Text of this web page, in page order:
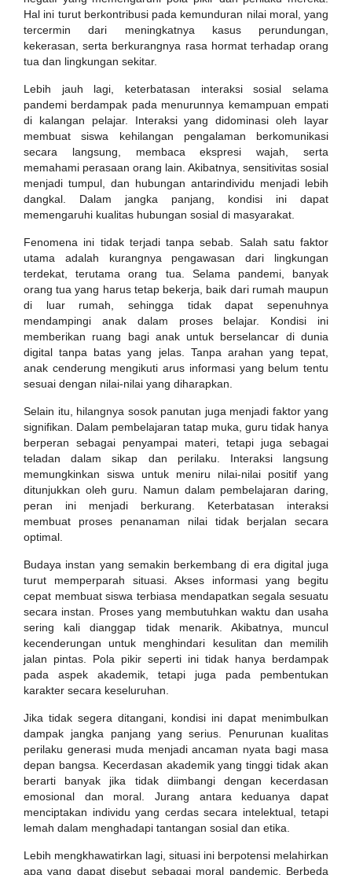
Hal ini turut berkontribusi pada kemunduran nilai moral, yang
tercermin dari meningkatnya kasus perundungan,
kekerasan, serta berkurangnya rasa hormat terhadap orang
tua dan lingkungan sekitar.
Lebih jauh lagi, keterbatasan interaksi sosial selama
pandemi berdampak pada menurunnya kemampuan empati
di kalangan pelajar. Interaksi yang didominasi oleh layar
membuat siswa kehilangan pengalaman berkomunikasi
secara langsung, membaca ekspresi wajah, serta
memahami perasaan orang lain. Akibatnya, sensitivitas sosial
menjadi tumpul, dan hubungan antarindividu menjadi lebih
dangkal. Dalam jangka panjang, kondisi ini dapat
memengaruhi kualitas hubungan sosial di masyarakat.
Fenomena ini tidak terjadi tanpa sebab. Salah satu faktor
utama adalah kurangnya pengawasan dari lingkungan
terdekat, terutama orang tua. Selama pandemi, banyak
orang tua yang harus tetap bekerja, baik dari rumah maupun
di luar rumah, sehingga tidak dapat sepenuhnya
mendampingi anak dalam proses belajar. Kondisi ini
memberikan ruang bagi anak untuk berselancar di dunia
digital tanpa batas yang jelas. Tanpa arahan yang tepat,
anak cenderung mengikuti arus informasi yang belum tentu
sesuai dengan nilai-nilai yang diharapkan.
Selain itu, hilangnya sosok panutan juga menjadi faktor yang
signifikan. Dalam pembelajaran tatap muka, guru tidak hanya
berperan sebagai penyampai materi, tetapi juga sebagai
teladan dalam sikap dan perilaku. Interaksi langsung
memungkinkan siswa untuk meniru nilai-nilai positif yang
ditunjukkan oleh guru. Namun dalam pembelajaran daring,
peran ini menjadi berkurang. Keterbatasan interaksi
membuat proses penanaman nilai tidak berjalan secara
optimal.
Budaya instan yang semakin berkembang di era digital juga
turut memperparah situasi. Akses informasi yang begitu
cepat membuat siswa terbiasa mendapatkan segala sesuatu
secara instan. Proses yang membutuhkan waktu dan usaha
sering kali dianggap tidak menarik. Akibatnya, muncul
kecenderungan untuk menghindari kesulitan dan memilih
jalan pintas. Pola pikir seperti ini tidak hanya berdampak
pada aspek akademik, tetapi juga pada pembentukan
karakter secara keseluruhan.
Jika tidak segera ditangani, kondisi ini dapat menimbulkan
dampak jangka panjang yang serius. Penurunan kualitas
perilaku generasi muda menjadi ancaman nyata bagi masa
depan bangsa. Kecerdasan akademik yang tinggi tidak akan
berarti banyak jika tidak diimbangi dengan kecerdasan
emosional dan moral. Jurang antara keduanya dapat
menciptakan individu yang cerdas secara intelektual, tetapi
lemah dalam menghadapi tantangan sosial dan etika.
Lebih mengkhawatirkan lagi, situasi ini berpotensi melahirkan
apa yang dapat disebut sebagai moral pandemic. Berbeda